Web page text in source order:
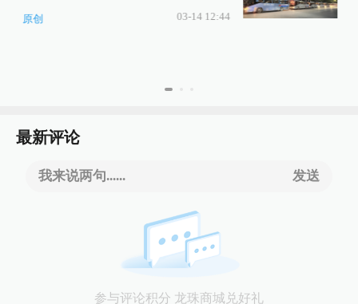
原创 03-14 12:44
最新评论
我来说两句...... 发送
参与评论积分 龙珠商城兑好礼